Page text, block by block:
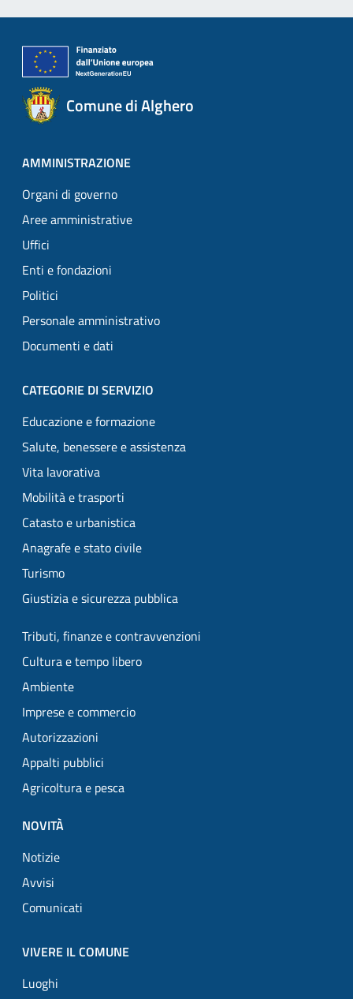
Comune di Alghero
AMMINISTRAZIONE
Organi di governo
Aree amministrative
Uffici
Enti e fondazioni
Politici
Personale amministrativo
Documenti e dati
CATEGORIE DI SERVIZIO
Educazione e formazione
Salute, benessere e assistenza
Vita lavorativa
Mobilità e trasporti
Catasto e urbanistica
Anagrafe e stato civile
Turismo
Giustizia e sicurezza pubblica
Tributi, finanze e contravvenzioni
Cultura e tempo libero
Ambiente
Imprese e commercio
Autorizzazioni
Appalti pubblici
Agricoltura e pesca
NOVITÀ
Notizie
Avvisi
Comunicati
VIVERE IL COMUNE
Luoghi